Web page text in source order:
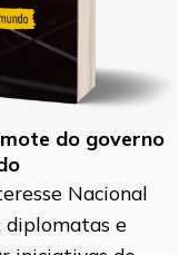
do governo
Nacional
diplomatas e